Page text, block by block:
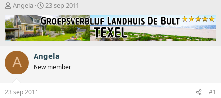
O
n
d
e
r
w
e
r
p
s
t
Angela
S
a
r
t
a
t
m
23 sep 2011
A Angela
New member
23 sep 2011 #1